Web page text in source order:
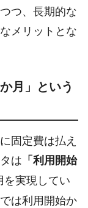
つ、長期的な
メリットとな
月」という
固定費は払え
は 「利用開始
を実現してい
は利用開始か